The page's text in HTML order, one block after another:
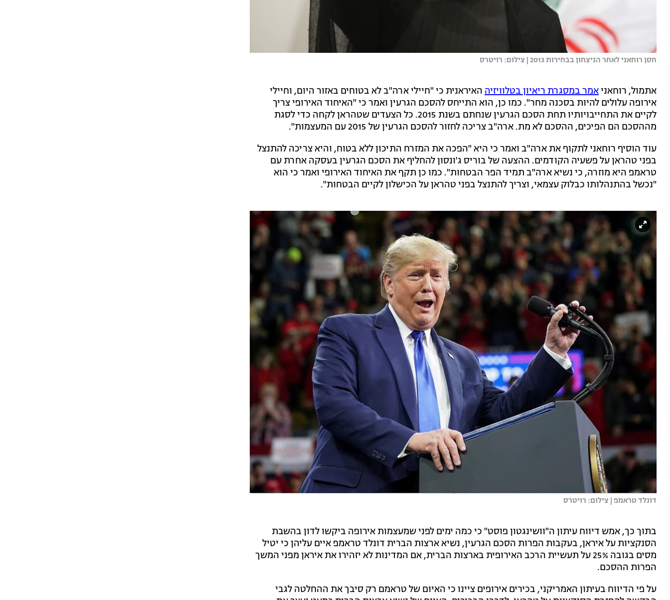
חסן רוחאני לאחר הניצחון בבחירות 2013 | צילום: רויטרס
אתמול, רוחאניאמר במסגרת ריאיון בטלוויזיה האיראנית כי "חיילי ארה"ב לא בטוחים באזור היום, וחיילי
אירופה עלולים להיות בסכנה מחר". כמו כן, הוא התייחס להסכם הגרעין ואמר כי "האיחוד האירופי צריך
לקיים את התחייבויותיו תחת הסכם הגרעין שנחתם בשנת 2015. כל הצעדים שטהראן לקחה כדי לסגת
מההסכם הם הפיכים, ההסכם לא מת. ארה"ב צריכה לחזור להסכם הגרעין של 2015 עם המעצמות".
עוד הוסיף רוחאני לתקוף את ארה"ב ואמר כי היא "הפכה את המזרח התיכון ללא בטוח, והיא צריכה להתנצל
בפני טהראן על פשעיה הקודמים. ההצעה של בוריס ג'ונסון להחליף את הסכם הגרעין בעסקה אחרת עם
טראמפ היא מוזרה, כי נשיא ארה"ב תמיד הפר הבטחות". כמו כן תקף את האיחוד האירופי ואמר כי הוא
"נכשל בהתנהלותו כבלוק עצמאי, וצריך להתנצל בפני טהראן על הכישלון לקיים הבטחות".
דונלד טראמפ | צילום: רויטרס
בתוך כך, אמש דיווח עיתון ה"וושינגטון פוסט" כי כמה ימים לפני שמעצמות אירופה ביקשו לדון בהשבת
הסנקציות על איראן, בעקבות הפרות הסכם הגרעין, נשיא ארצות הברית דונלד טראמפ איים עליהן כי יטיל
מסים בגובה 25% על תעשיית הרכב האירופית בארצות הברית, אם המדינות לא יזהירו את איראן מפני המשך
הפרות ההסכם.
על פי הדיווח בעיתון האמריקני, בכירים אירופים ציינו כי האיום של טראמם רק סיבך את ההחלטה לגבי